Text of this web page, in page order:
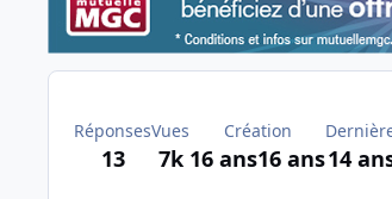
Réponses
13
Vues
7k
Création
16 ans16 ans14